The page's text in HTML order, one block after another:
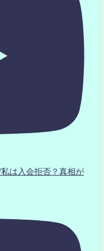
は入会拒否？真相が